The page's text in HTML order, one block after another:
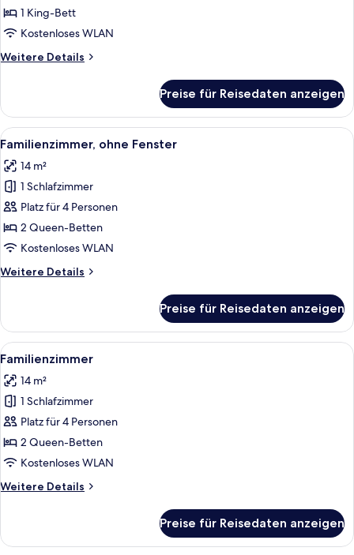
anzeigen
1 King-Bett
Kostenloses WLAN
Weitere Details
Weitere
Room
Preise für Reisedaten anzeigen
Alle
Fotos
für
Familienzimmer,
ohne
Fenster
anzeigen
Ein kleines Hotelzimmer mit einem
7
Familienzimmer, ohne Fenster
14 m²
1 Schlafzimmer
Platz für 4 Personen
2 Queen-Betten
Kostenloses WLAN
Weitere Details
Weitere
ohne
Fenster
Preise für Reisedaten anzeigen
Alle
Fotos
für
Familienzimmer
anzeigen
Ein modernes Hotelzimmer mit Bett,
7
Familienzimmer
14 m²
1 Schlafzimmer
Platz für 4 Personen
2 Queen-Betten
Kostenloses WLAN
Weitere Details
Weitere
Preise für Reisedaten anzeigen